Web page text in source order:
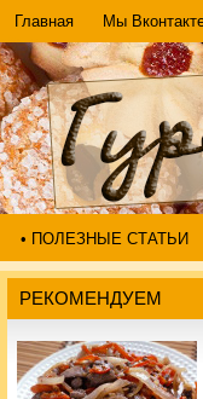
Главная Мы
• ПОЛЕЗНЫЕ СТАТЬИ
РЕКОМЕНДУЕМ